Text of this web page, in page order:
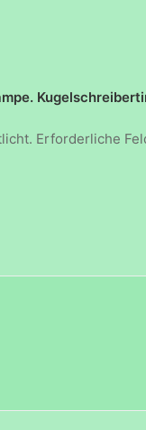
Erforderliche